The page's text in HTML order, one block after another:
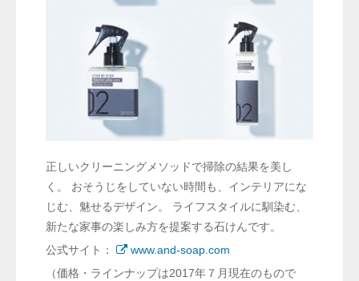
正しいクリーニングメソッドで掃除の結果を美し
く。 おそうじをしていない時間も、インテリアにな
じむ、魅せるデザイン。 ライフスタイルに馴染む、
新たな家事の楽しみ方を提案する石けんです。
公式サイト：
www.and-soap.com
（価格・ラインナップは2017年７月現在のもので